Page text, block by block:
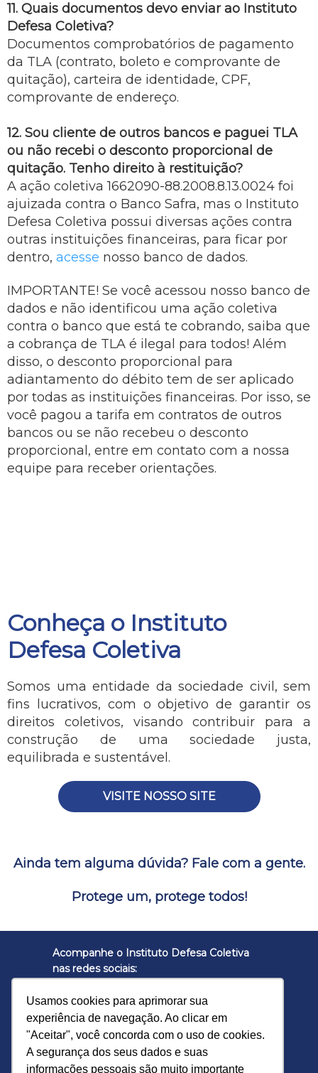
Usamos cookies para aprimorar sua
experiência de navegação. Ao clicar em
"Aceitar", você concorda com o uso de cookies.
A segurança dos seus dados e suas
informações pessoais são muito importante
11. Quais documentos devo enviar ao Instituto
Defesa Coletiva?
Documentos comprobatórios de pagamento
da TLA (contrato, boleto e comprovante de
quitação), carteira de identidade, CPF,
comprovante de endereço.
12. Sou cliente de outros bancos e paguei TLA
ou não recebi o desconto proporcional de
quitação. Tenho direito à restituição?
A ação coletiva 1662090-88.2008.8.13.0024 foi
ajuizada contra o Banco Safra, mas o Instituto
Defesa Coletiva possui diversas ações contra
outras instituições financeiras, para ficar por
dentro, acesse nosso banco de dados.
IMPORTANTE! Se você acessou nosso banco de
dados e não identificou uma ação coletiva
contra o banco que está te cobrando, saiba que
a cobrança de TLA é ilegal para todos! Além
disso, o desconto proporcional para
adiantamento do débito tem de ser aplicado
por todas as instituições financeiras. Por isso, se
você pagou a tarifa em contratos de outros
bancos ou se não recebeu o desconto
proporcional, entre em contato com a nossa
equipe para receber orientações.
Conheça o Instituto
Defesa Coletiva
Somos uma entidade da sociedade civil, sem
fins lucrativos, com o objetivo de garantir os
direitos coletivos, visando contribuir para a
construção de uma sociedade justa,
equilibrada e sustentável.
VISITE NOSSO SITE
Ainda tem alguma dúvida? Fale com a gente.
Protege um, protege todos!
Acompanhe o Instituto Defesa Coletiva
nas redes sociais:
Política de Privacidade